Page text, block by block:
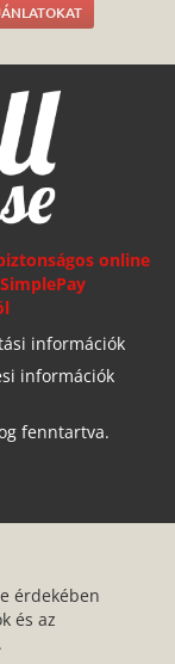
online
információk
információk
fenntartva.
út 25.
érdekében
és az
.